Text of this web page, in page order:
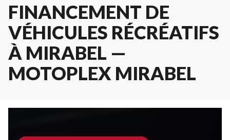
FINANCEMENT DE
VÉHICULES RÉCRÉATIFS
À MIRABEL —
MOTOPLEX MIRABEL